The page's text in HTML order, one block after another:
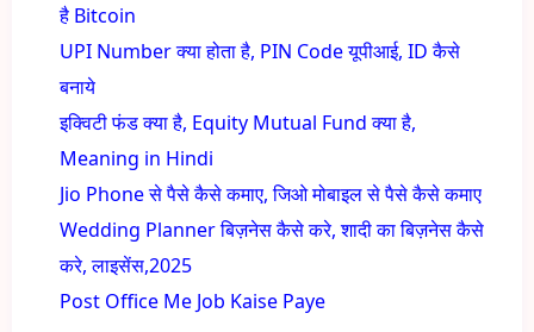
है Bitcoin
UPI Number क्या होता है, PIN Code यूपीआई, ID कैसे
बनाये
इक्विटी फंड क्या है, Equity Mutual Fund क्या है,
Meaning in Hindi
Jio Phone से पैसे कैसे कमाए, जिओ मोबाइल से पैसे कैसे कमाए
Wedding Planner बिज़नेस कैसे करे, शादी का बिज़नेस कैसे
करे, लाइसेंस,2025
Post Office Me Job Kaise Paye